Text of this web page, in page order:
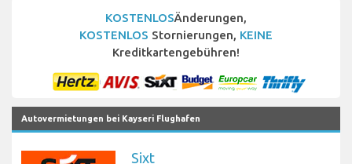
KOSTENLOSÄnderungen,
KOSTENLOS Stornierungen, KEINE
Kreditkartengebühren!
Autovermietungen bei Kayseri Flughafen
Sixt